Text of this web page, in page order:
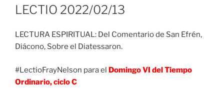
EL
LECTIO 2022/02/13
LECTURA ESPIRITUAL: Del Comentario de San Efrén,
Diácono, Sobre el Diatessaron.
#LectioFrayNelson para el Domingo VI del Tiempo
Ordinario, ciclo C